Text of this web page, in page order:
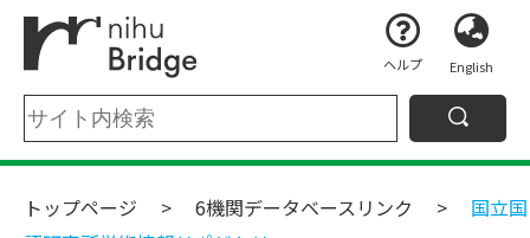
ヘルプ English
トップページ 6機関データベースリンク
国立国